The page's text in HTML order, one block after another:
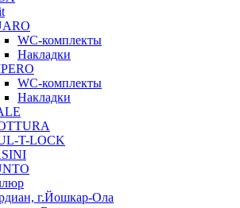
WC-комплекты
Накладки
WC-комплекты
Накладки
T-LOCK
г.Йошкар-Ола